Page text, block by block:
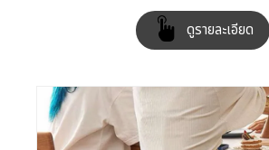
ดูรายละเอียด